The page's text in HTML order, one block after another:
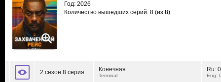
Год: 2026
Количество вышедших серий: 8 (из 8)
2 сезон 8 серия Конечная
Terminal
Ru:
Eng: